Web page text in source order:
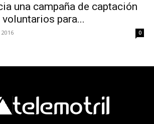
una campaña de captación
para...
0